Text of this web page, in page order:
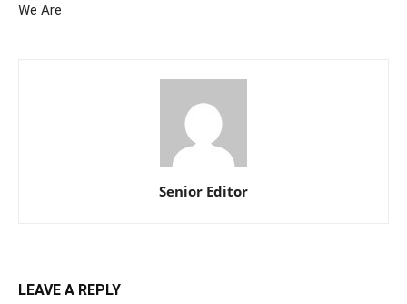
We Are
Senior Editor
LEAVE A REPLY